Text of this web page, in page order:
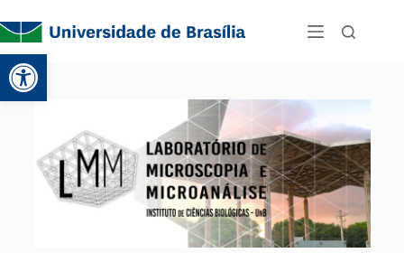
Abrir a barra de ferramentas